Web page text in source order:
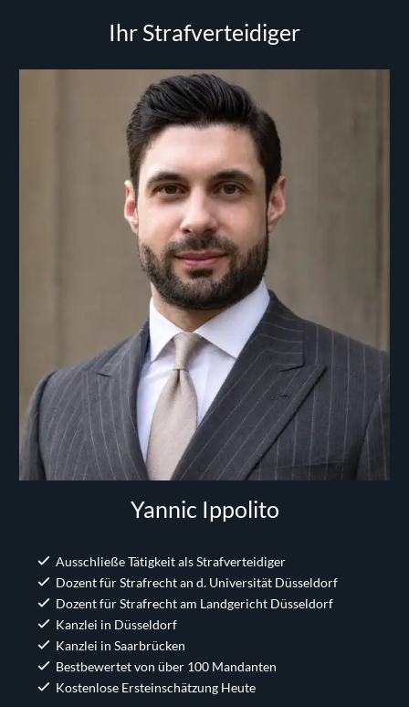
Ihr Strafverteidiger
Yannic Ippolito
Ausschließe Tätigkeit als Strafverteidiger
Dozent für Strafrecht an d. Universität Düsseldorf
Dozent für Strafrecht am Landgericht Düsseldorf
Kanzlei in Düsseldorf
Kanzlei in Saarbrücken
Bestbewertet von über 100 Mandanten
Kostenlose Ersteinschätzung Heute